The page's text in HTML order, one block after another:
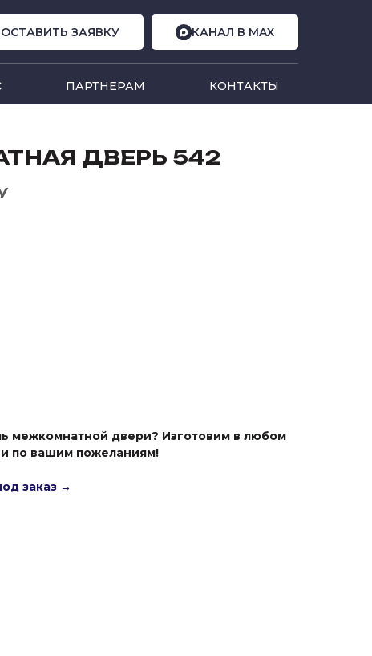
ОСТАВИТЬ ЗАЯВКУ КАНАЛ В MAX
ПАРТНЕРАМ КОНТАКТЫ
ДВЕРЬ 542
межкомнатной двери? Изготовим в любом
по вашим пожеланиям!
заказ →